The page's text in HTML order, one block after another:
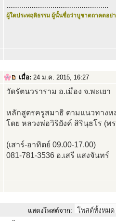
.....................................................
ผู้ใดประพฤติธรรม ผู้นั้นชื่อว่าบูชาตถาคตอย่า
เมื่อ: 24 ม.ค. 2015, 16:27
วัดรัตนวราราม อ.เมือง จ.พะเยา
หลักสูตรครูสมาธิ ตามแนวทางห
โดย หลวงพ่อวิริยังค์ สิรินฺธโร (
(เสาร์-อาทิตย์ 09.00-17.00)
081-781-3536 อ.เสรี แสงจันทร์
แสดงโพสต์จาก: